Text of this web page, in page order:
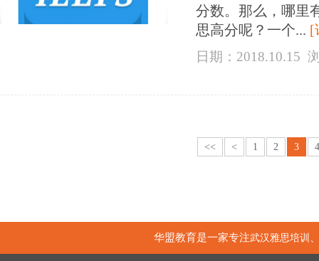
分数。那么，哪里
思高分呢？一个... [
日期：2018.10.15
<< < 1 2 3 4
华盟教育是一家专注武汉雅思培训